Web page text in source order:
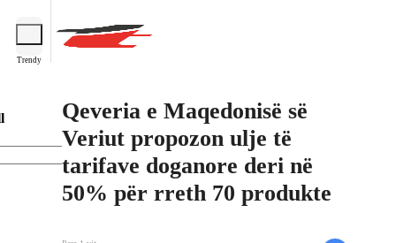
Trendy
Qeveria e Maqedonisë së
Veriut propozon ulje të
tarifave doganore deri në
50% për rreth 70 produkte